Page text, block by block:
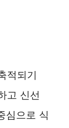
적되기
고 신선
심으로 식